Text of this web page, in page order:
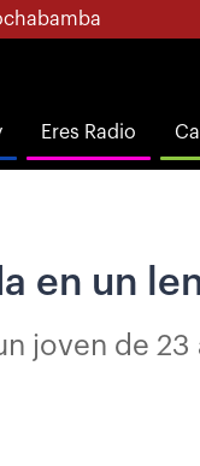
Eres Radio
en un
joven de